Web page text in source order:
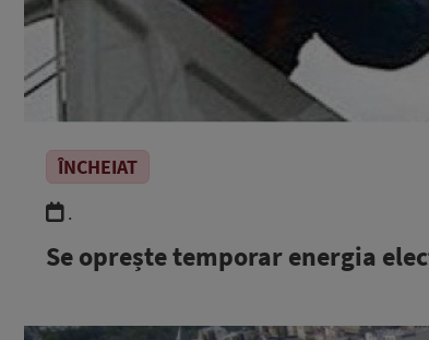
ÎNCHEIAT
.
Se oprește temporar energia